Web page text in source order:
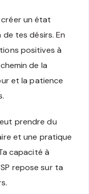
un état
tes désirs. En
positives à
de la
et la patience
prendre du
et une pratique
capacité à
repose sur ta